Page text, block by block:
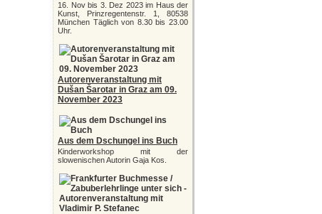
16. Nov bis 3. Dez 2023 im Haus der
Kunst, Prinzregentenstr. 1, 80538
München Täglich von 8.30 bis 23.00
Uhr.
Autorenveranstaltung mit
Dušan Šarotar in Graz am 09.
November 2023
Aus dem Dschungel ins Buch
Kinderworkshop mit der
slowenischen Autorin Gaja Kos.